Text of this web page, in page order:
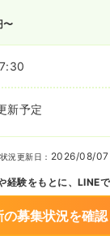
〜
新予定
況更新日： 2026/08/07
経験をもとに、LINE
の募集状況を確